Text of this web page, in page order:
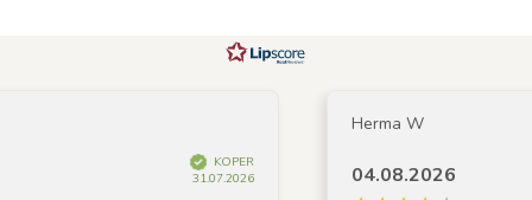
KOPER
31.07.2026
Herma W
04.08.2026